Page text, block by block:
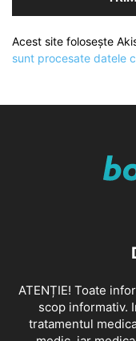
Acest site folosește
sunt procesate datele
ATENȚIE! Toate
scop informativ.
tratamentul